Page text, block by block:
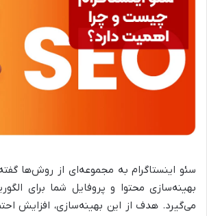
سئو اینستاگرام به مجموعه‌ای از روش‌ها
بهینه‌سازی محتوا و پروفایل شما برای
می‌گیرد. هدف از این بهینه‌سازی، افزایش